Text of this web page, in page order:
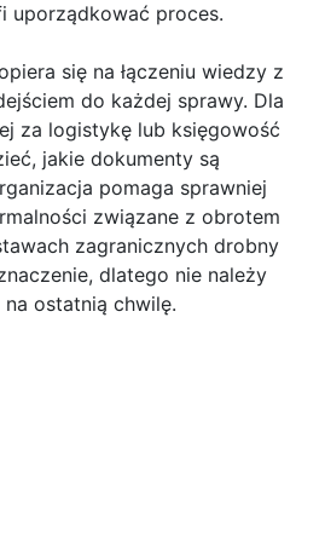
uporządkować proces.
się na łączeniu wiedzy z
do każdej sprawy. Dla
za logistykę lub księgowość
jakie dokumenty są
pomaga sprawniej
związane z obrotem
zagranicznych drobny
dlatego nie należy
ostatnią chwilę.